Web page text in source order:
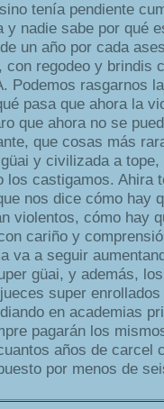
tenía pendiente
y nadie sabe por qué
un año por cada
con regodeo y brindis
Podemos rasgarnos
pasa que ahora la
que ahora no se
que cosas más
y civilizada a
los castigamos. Ahira
nos dice cómo hay
violentos, cómo hay
cariño y
va a seguir
güai, y además,
super
en academias
pagarán los
años de carcel
por menos de